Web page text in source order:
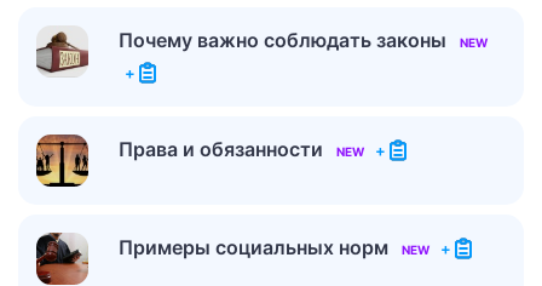
Почему важно соблюдать законы NEW
+
Права и обязанности NEW +
Примеры социальных норм NEW +